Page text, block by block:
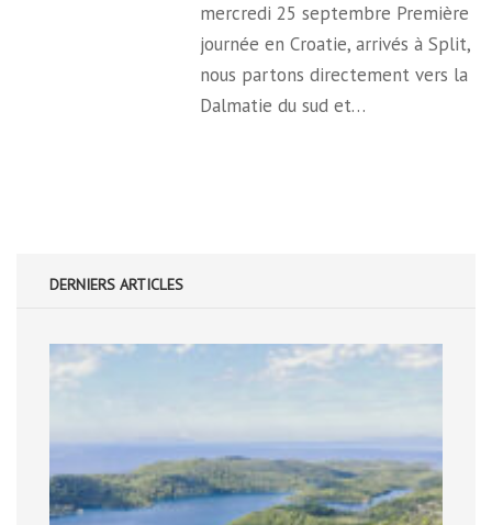
mercredi 25 septembre Première
journée en Croatie, arrivés à Split,
nous partons directement vers la
Dalmatie du sud et…
DERNIERS ARTICLES